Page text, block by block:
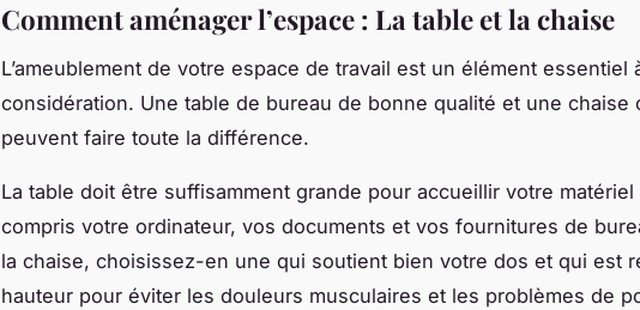
Comment aménager l’espace : La table et la chaise
L’ameublement de votre espace de travail est un élément essentiel
considération. Une table de bureau de bonne qualité et une chaise
peuvent faire toute la différence.
La table doit être suffisamment grande pour accueillir votre
compris votre ordinateur, vos documents et vos fournitures de
la chaise, choisissez-en une qui soutient bien votre dos et qui est
hauteur pour éviter les douleurs musculaires et les problèmes de